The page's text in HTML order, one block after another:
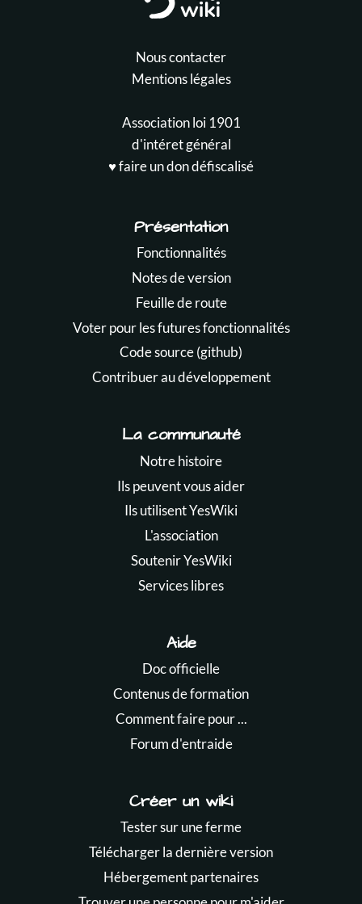
Nous contacter
Mentions légales
Association loi 1901
d'intéret général
♥️ faire un don défiscalisé
Présentation
Fonctionnalités
Notes de version
Feuille de route
Voter pour les futures fonctionnalités
Code source (github)
Contribuer au développement
La communauté
Notre histoire
Ils peuvent vous aider
Ils utilisent YesWiki
L'association
Soutenir YesWiki
Services libres
Aide
Doc officielle
Contenus de formation
Comment faire pour ...
Forum d'entraide
Créer un wiki
Tester sur une ferme
Télécharger la dernière version
Hébergement partenaires